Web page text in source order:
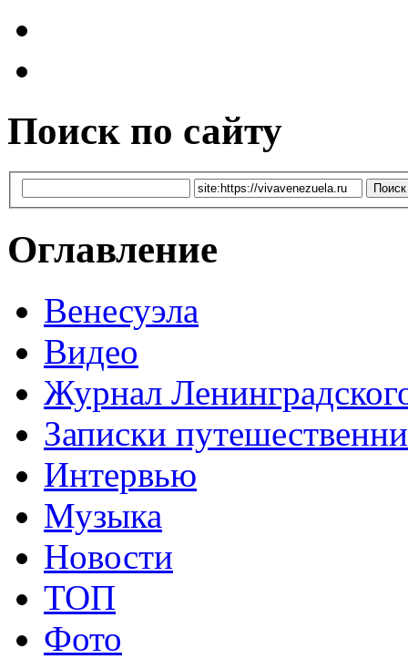
Поиск по сайту
Оглавление
Венесуэла
Видео
Журнал
Записки
Интервью
Музыка
Новости
ТОП
Фото